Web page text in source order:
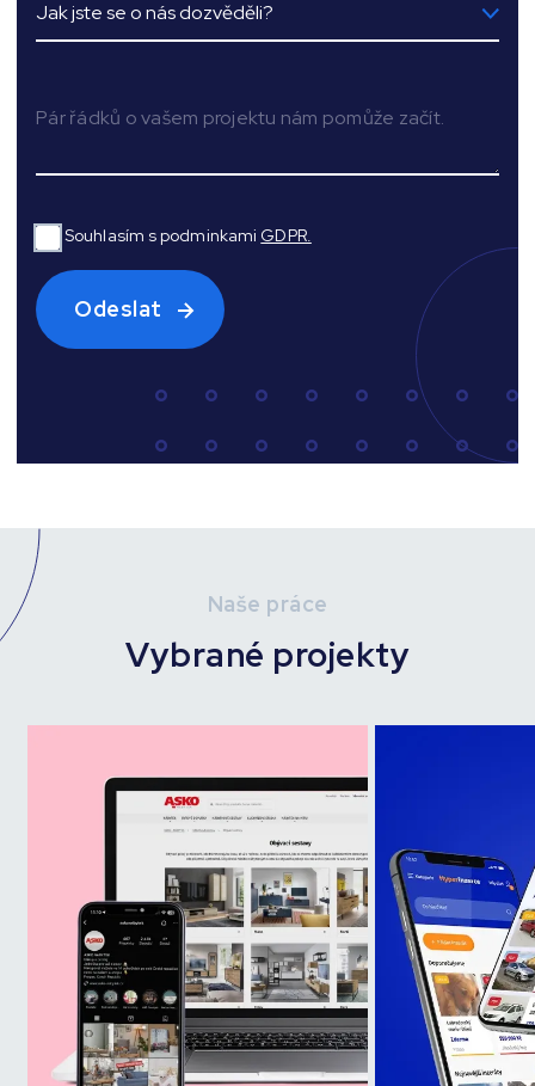
Jak jste se o nás dozvěděli?
Souhlasím s podminkami GDPR.
Odeslat
Naše práce
Vybrané projekty